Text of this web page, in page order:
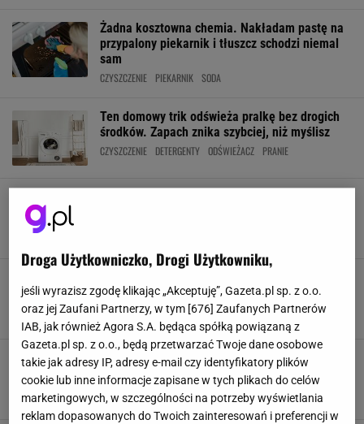
Żadna kosztowna chemia. Nakładam pastę na
przypalony piekarnik i tłuszcz schodzi niemal
sam
CZYSZCZENIE PIEKARNIK SODA
Ten domowy trik odświeża pralkę bez drogich
środków. Zapach znika szybciej, niż myślisz
CZYSZCZENIE DETERGENTY ODŚWIEŻACZ PRANIE
plamy szybciej niż chemia
CZYSZCZENIE DOMOWE SPOSOBY PORADY
Krany znów błyszczą jak nowe. Nie zgadniesz,
który płyn tak działa
CZYSZCZENIE KAMIEŃ SPRZĄTANIE TRIKI
Droga Użytkowniczko, Drogi Użytkowniku,
jeśli wyrazisz zgodę klikając „Akceptuję”, Gazeta.pl sp. z o.o.
oraz jej Zaufani Partnerzy, w tym [ 676 ] Zaufanych Partnerów
IAB, jak również Agora S.A. będąca spółką powiązaną z
Gazeta.pl sp. z o.o., będą przetwarzać Twoje dane osobowe
takie jak adresy IP, adresy e-mail czy identyfikatory plików
cookie lub inne informacje zapisane w tych plikach do celów
marketingowych, w szczególności na potrzeby wyświetlania
reklam dopasowanych do Twoich zainteresowań i preferencji w